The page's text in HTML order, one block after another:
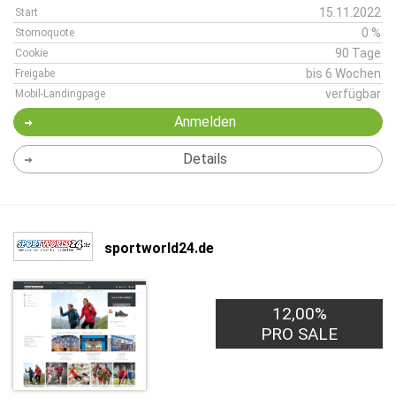
Start 15.11.2022
Stornoquote 0 %
Cookie 90 Tage
Freigabe bis 6 Wochen
Mobil-Landingpage verfügbar
Anmelden
Details
sportworld24.de
12,00%
PRO SALE